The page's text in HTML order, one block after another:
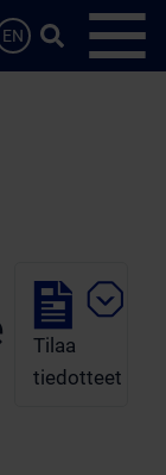
EN
Hae…
Avaa
Tilaa
tiedotteet